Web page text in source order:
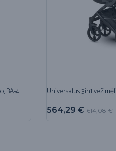
BA-4 Universalus 3in1
614,08€
564,29 €